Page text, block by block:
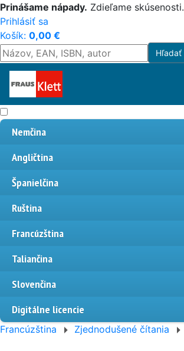
Prinášame nápady. Zdieľame skúsenosti.
Prihlásiť sa
Košík: 0,00 €
Nemčina
Angličtina
Španielčina
Ruština
Francúzština
Taliančina
Slovenčina
Digitálne licencie
Francúzština Zjednodušené čítania